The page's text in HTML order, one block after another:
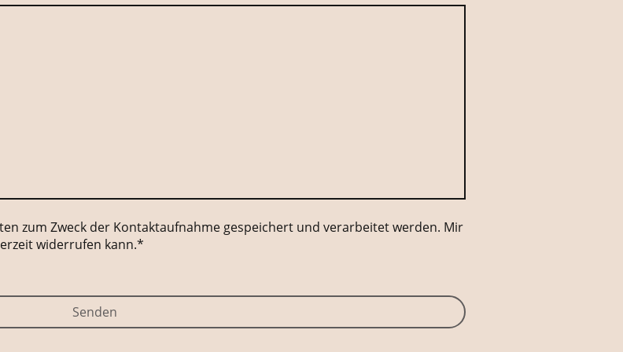
zum Zweck der Kontaktaufnahme gespeichert und verarbeitet werden. Mir
widerrufen kann.*
Senden